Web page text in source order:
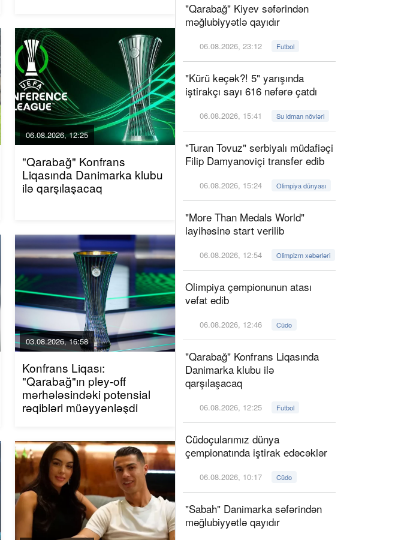
06.08.2026, 12:25
"Qarabağ" Konfrans
Liqasında Danimarka klubu
ilə qarşılaşacaq
03.08.2026, 16:58
Konfrans Liqası:
"Qarabağ"ın pley-off
mərhələsindəki potensial
rəqibləri müəyyənləşdi
"Qarabağ" Kiyev səfərindən
məğlubiyyətlə qayıdır
06.08.2026, 23:12 Futbol
"Kürü keçək?! 5" yarışında
iştirakçı sayı 616 nəfərə çatdı
06.08.2026, 15:41 Su idman növləri
"Turan Tovuz" serbiyalı müdafiəçi
Filip Damyanoviçi transfer edib
06.08.2026, 15:24 Olimpiya dünyası
"More Than Medals World"
layihəsinə start verilib
06.08.2026, 12:54 Olimpizm xəbərləri
Olimpiya çempionunun atası
vəfat edib
06.08.2026, 12:46 Cüdo
"Qarabağ" Konfrans Liqasında
Danimarka klubu ilə
qarşılaşacaq
06.08.2026, 12:25 Futbol
Cüdoçularımız dünya
çempionatında iştirak edəcəklər
06.08.2026, 10:17 Cüdo
"Sabah" Danimarka səfərindən
məğlubiyyətlə qayıdır